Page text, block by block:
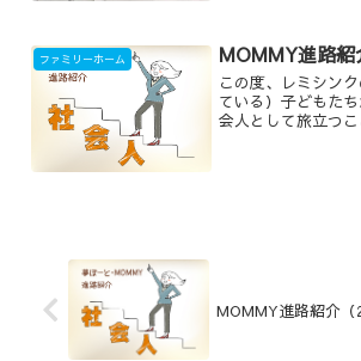
ファミリーホーム MOMMY進路紹
この度、レミシン
ている）子どもた
会人として旅立つ
MOMMY進路紹介（